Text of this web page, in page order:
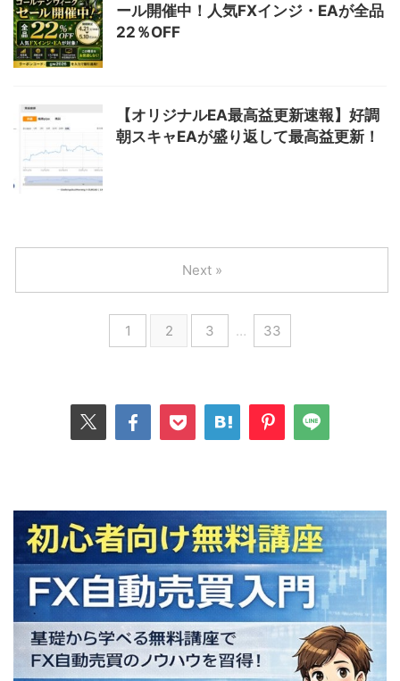
ール開催中！人気FXインジ・EAが全品
22％OFF
【オリジナルEA最高益更新速報】好調
朝スキャEAが盛り返して最高益更新！
1 2 3 … 33
Next »